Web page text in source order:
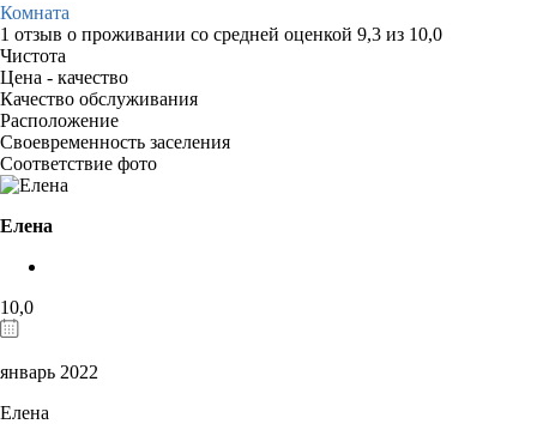
Комната
1 отзыв о проживании со средней оценкой 9,3 из 10,0
Чистота
Цена - качество
Качество обслуживания
Расположение
Своевременность заселения
Соответствие фото
Елена
10,0
январь 2022
Елена